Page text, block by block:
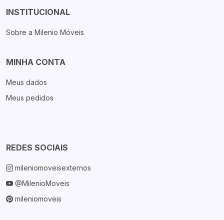
INSTITUCIONAL
Sobre a Milenio Móveis
MINHA CONTA
Meus dados
Meus pedidos
REDES SOCIAIS
mileniomoveisexternos
@MilenioMoveis
mileniomoveis